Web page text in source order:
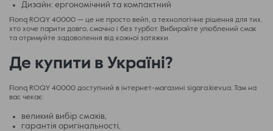
Дизайн: ергономічний та компактний
Flonq ROQY 40000 — це не просто вейп, а технологічне рішення для тих,
хто хоче парити довго, смачно і без турбот. Вибирайте улюблений смак
та отримуйте задоволення від кожної затяжки.
Де купити в Україні?
Flonq ROQY 40000 доступний в інтернет-магазині sigara.kiev.ua. Там на
вас чекає:
великий вибір смаків,
гарантія оригінальності,